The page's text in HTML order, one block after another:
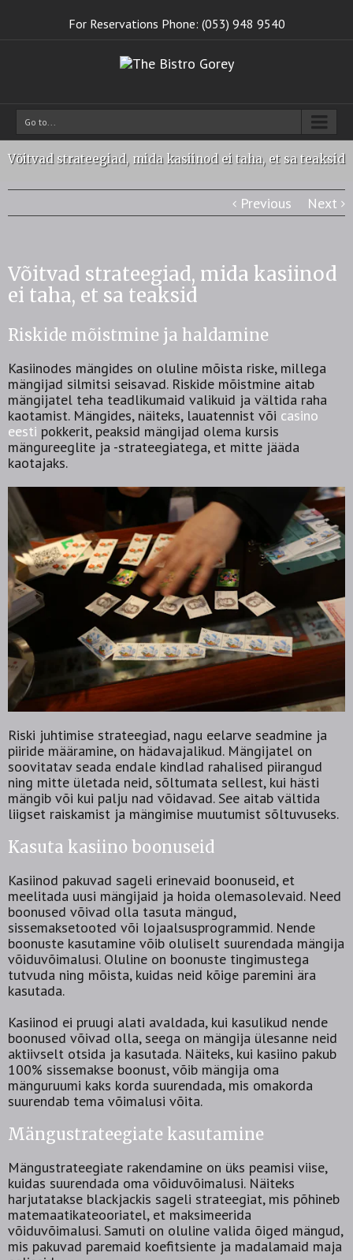
For Reservations Phone: (053) 948 9540
Go to...
Võitvad strateegiad, mida kasiinod ei taha, et sa teaksid
Previous Next
Võitvad strateegiad, mida kasiinod
ei taha, et sa teaksid
Riskide mõistmine ja haldamine
Kasiinodes mängides on oluline mõista riske, millega
mängijad silmitsi seisavad. Riskide mõistmine aitab
mängijatel teha teadlikumaid valikuid ja vältida raha
kaotamist. Mängides, näiteks, lauatennist või casino
eesti pokkerit, peaksid mängijad olema kursis
mängureeglite ja -strateegiatega, et mitte jääda
kaotajaks.
Riski juhtimise strateegiad, nagu eelarve seadmine ja
piiride määramine, on hädavajalikud. Mängijatel on
soovitatav seada endale kindlad rahalised piirangud
ning mitte ületada neid, sõltumata sellest, kui hästi
mängib või kui palju nad võidavad. See aitab vältida
liigset raiskamist ja mängimise muutumist sõltuvuseks.
Kasuta kasiino boonuseid
Kasiinod pakuvad sageli erinevaid boonuseid, et
meelitada uusi mängijaid ja hoida olemasolevaid. Need
boonused võivad olla tasuta mängud,
sissemaksetooted või lojaalsusprogrammid. Nende
boonuste kasutamine võib oluliselt suurendada mängija
võiduvõimalusi. Oluline on boonuste tingimustega
tutvuda ning mõista, kuidas neid kõige paremini ära
kasutada.
Kasiinod ei pruugi alati avaldada, kui kasulikud nende
boonused võivad olla, seega on mängija ülesanne neid
aktiivselt otsida ja kasutada. Näiteks, kui kasiino pakub
100% sissemakse boonust, võib mängija oma
mänguruumi kaks korda suurendada, mis omakorda
suurendab tema võimalusi võita.
Mängustrateegiate kasutamine
Mängustrateegiate rakendamine on üks peamisi viise,
kuidas suurendada oma võiduvõimalusi. Näiteks
harjutatakse blackjackis sageli strateegiat, mis põhineb
matemaatikateooriatel, et maksimeerida
võiduvõimalusi. Samuti on oluline valida õiged mängud,
mis pakuvad paremaid koefitsiente ja madalamaid maja